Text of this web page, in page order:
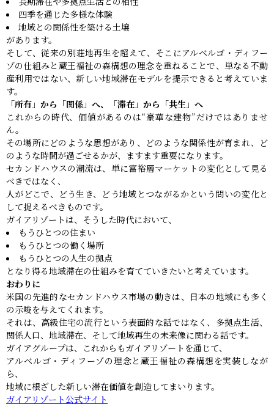
四季を通じた多様な体験
地域との関係性を築ける土壌
があります。
そして、従来の別荘地再生を超えて、そこにアルベルゴ・ディフー
ゾの仕組みと蔵王福祉の森構想の理念を重ねることで、単なる不動
産利用ではない、新しい地域滞在モデルを提示できると考えていま
す。
「所有」から「関係」へ、「滞在」から「共生」へ
これからの時代、価値があるのは“豪華な建物”だけではありませ
ん。
その場所にどのような思想があり、どのような関係性が育まれ、ど
のような時間が過ごせるかが、ますます重要になります。
セカンドハウスの潮流は、単に富裕層マーケットの変化として見る
べきではなく、
人がどこで、どう生き、どう地域とつながるかという問いの変化と
して捉えるべきものです。
ガイアリゾートは、そうした時代において、
もうひとつの住まい
もうひとつの働く場所
もうひとつの人生の拠点
となり得る地域滞在の仕組みを育てていきたいと考えています。
おわりに
米国の先進的なセカンドハウス市場の動きは、日本の地域にも多く
の示唆を与えてくれます。
それは、高級住宅の流行という表面的な話ではなく、多拠点生活、
関係人口、地域滞在、そして地域再生の未来像に関わる話です。
ガイアグループは、これからもガイアリゾートを通じて、
アルベルゴ・ディフーゾの理念と蔵王福祉の森構想を実装しなが
ら、
地域に根ざした新しい滞在価値を創造してまいります。
ガイアリゾート公式サイト